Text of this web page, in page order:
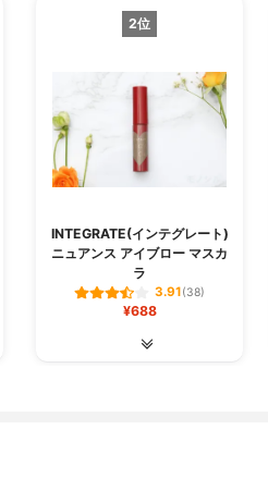
2位
INTEGRATE(インテグレート)
ニュアンス アイブロー マスカ
ラ
3.91(38)
¥688